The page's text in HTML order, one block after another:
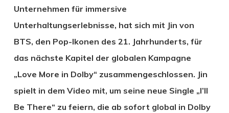
Unternehmen für immersive
Unterhaltungserlebnisse, hat sich mit Jin von
BTS, den Pop-Ikonen des 21. Jahrhunderts, für
das nächste Kapitel der globalen Kampagne
„Love More in Dolby“ zusammengeschlossen. Jin
spielt in dem Video mit, um seine neue Single „I’ll
Be There“ zu feiern, die ab sofort global in Dolby